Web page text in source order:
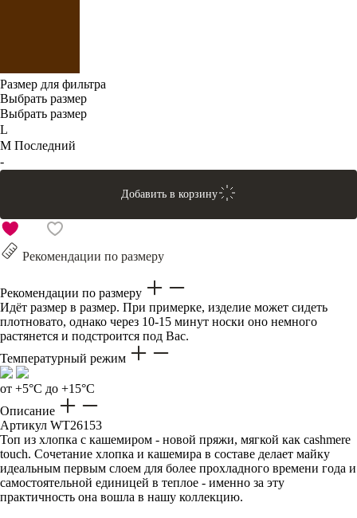
Размер для фильтра
Выбрать размер
Выбрать размер
L
M Последний
-
Добавить в корзину
Рекомендации по размеру
Рекомендации по размеру
Идёт размер в размер. При примерке, изделие может сидеть
плотновато, однако через 10-15 минут носки оно немного
растянется и подстроится под Вас.
Температурный режим
от +5°C до +15°C
Описание
Артикул WT26153
Топ из хлопка с кашемиром - новой пряжи, мягкой как cashmere
touch. Сочетание хлопка и кашемира в составе делает майку
идеальным первым слоем для более прохладного времени года и
самостоятельной единицей в теплое - именно за эту
практичность она вошла в нашу коллекцию.